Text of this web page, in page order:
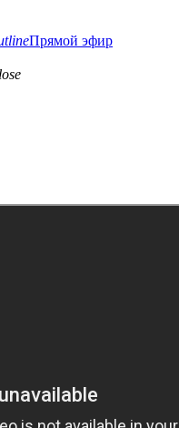
Прямой эфир